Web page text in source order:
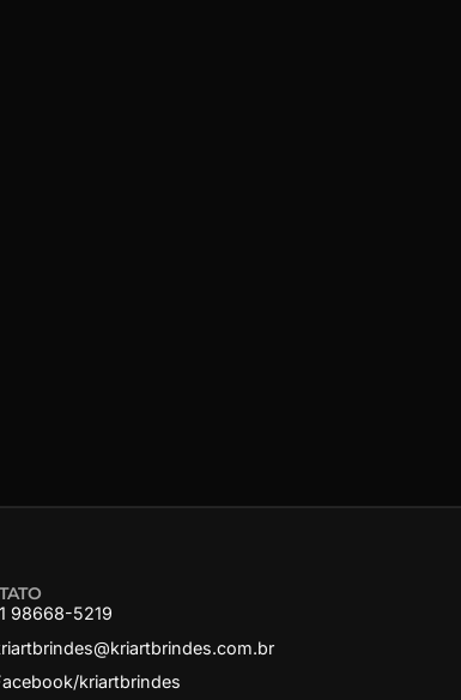
98668-5219
kriartbrindes